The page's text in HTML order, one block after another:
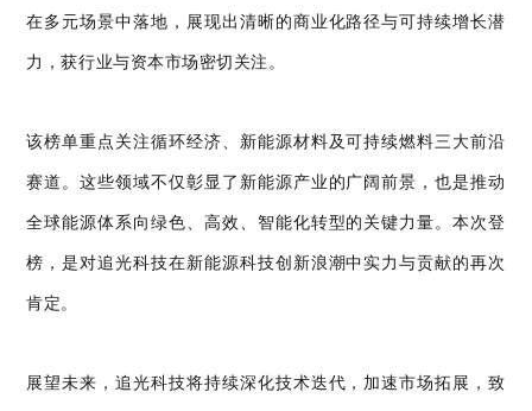
在多元场景中落地，展现出清晰的商业化路径与可持续增长潜
力，获行业与资本市场密切关注。
该榜单重点关注循环经济、新能源材料及可持续燃料三大前沿
赛道。这些领域不仅彰显了新能源产业的广阔前景，也是推动
全球能源体系向绿色、高效、智能化转型的关键力量。本次登
榜，是对追光科技在新能源科技创新浪潮中实力与贡献的再次
肯定。
展望未来，追光科技将持续深化技术迭代，加速市场拓展，致